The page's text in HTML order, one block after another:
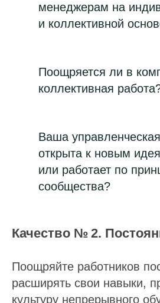
менеджерам на
и коллективной
Поощряется ли в
коллективная
Ваша
открыта к новым
или работает по
сообщества?
Качество № 2.
Поощряйте работников
расширять свои навыки,
культуру непрерывного